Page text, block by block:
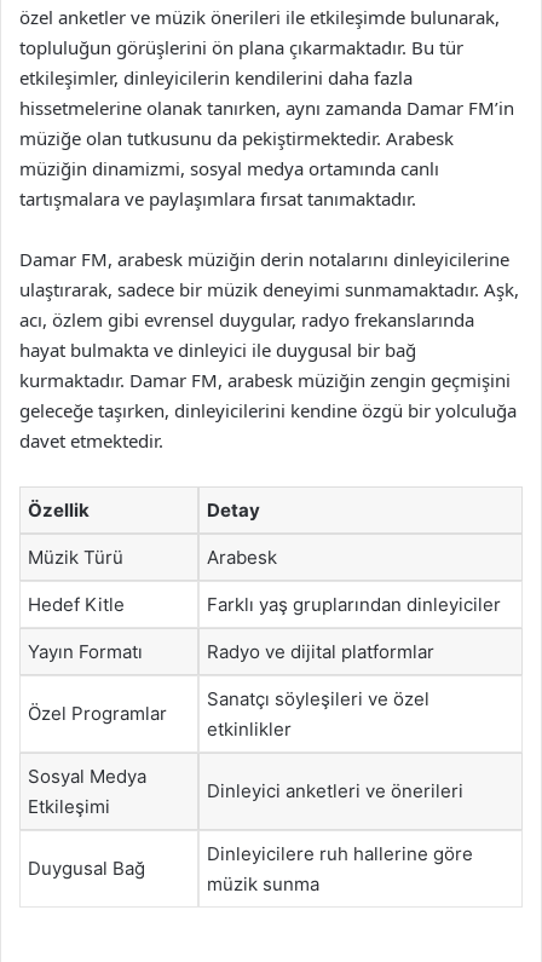
özel anketler ve müzik önerileri ile etkileşimde bulunarak,
topluluğun görüşlerini ön plana çıkarmaktadır. Bu tür
etkileşimler, dinleyicilerin kendilerini daha fazla
hissetmelerine olanak tanırken, aynı zamanda Damar FM’in
müziğe olan tutkusunu da pekiştirmektedir. Arabesk
müziğin dinamizmi, sosyal medya ortamında canlı
tartışmalara ve paylaşımlara fırsat tanımaktadır.
Damar FM, arabesk müziğin derin notalarını dinleyicilerine
ulaştırarak, sadece bir müzik deneyimi sunmamaktadır. Aşk,
acı, özlem gibi evrensel duygular, radyo frekanslarında
hayat bulmakta ve dinleyici ile duygusal bir bağ
kurmaktadır. Damar FM, arabesk müziğin zengin geçmişini
geleceğe taşırken, dinleyicilerini kendine özgü bir yolculuğa
davet etmektedir.
Özellik Detay
Müzik Türü Arabesk
Hedef Kitle Farklı yaş gruplarından dinleyiciler
Yayın Formatı Radyo ve dijital platformlar
Özel Programlar
Sanatçı söyleşileri ve özel
etkinlikler
Sosyal Medya
Etkileşimi
Dinleyici anketleri ve önerileri
Duygusal Bağ
Dinleyicilere ruh hallerine göre
müzik sunma